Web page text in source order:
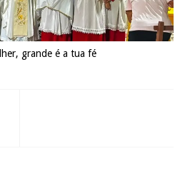
grande é a tua fé